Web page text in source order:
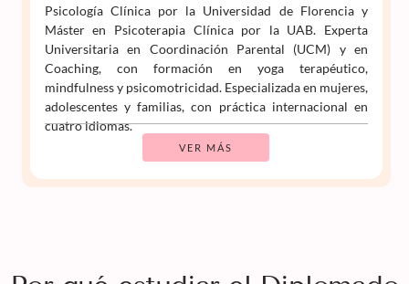
Psicología Clínica por la Universidad de Florencia y
Máster en Psicoterapia Clínica por la UAB. Experta
Universitaria en Coordinación Parental (UCM) y en
Coaching, con formación en yoga terapéutico,
mindfulness y psicomotricidad. Especializada en mujeres,
adolescentes y familias, con práctica internacional en
cuatro idiomas.
VER MÁS